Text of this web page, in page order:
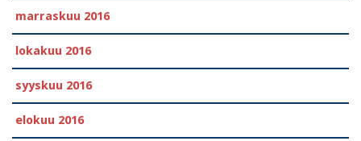
marraskuu 2016
lokakuu 2016
syyskuu 2016
elokuu 2016